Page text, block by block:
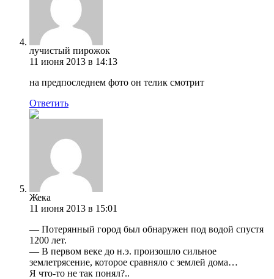
лучистый пирожок
11 июня 2013 в 14:13
на предпоследнем фото он телик смотрит
Ответить
Жека
11 июня 2013 в 15:01
— Потерянный город был обнаружен под водой спустя
1200 лет.
— В первом веке до н.э. произошло сильное
землетрясение, которое сравняло с землей дома…
Я что-то не так понял?..